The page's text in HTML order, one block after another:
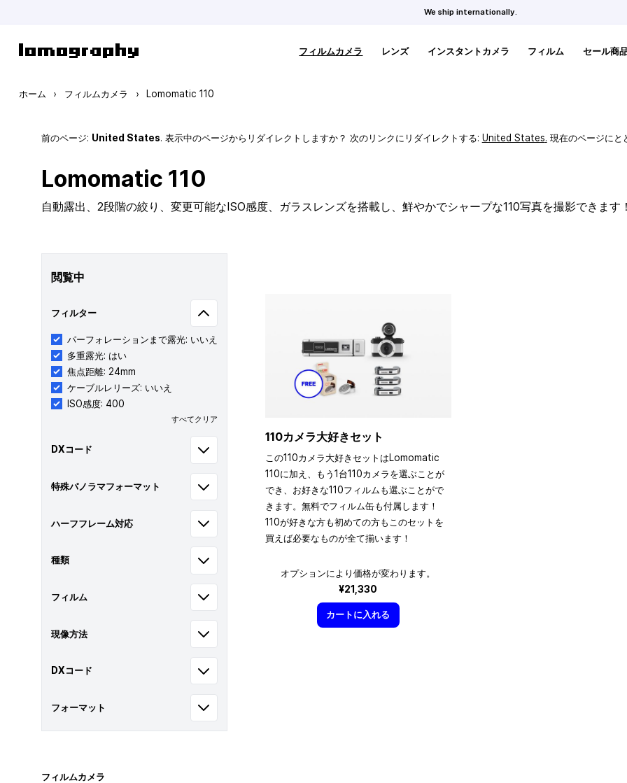
We ship internationally.
フィルムカメラ レンズ インスタントカメラ フィルム セール商
ホーム › フィルムカメラ › Lomomatic 110
前のページ: United States. 表示中のページからリダイレクトしますか？ 次のリンクにリダイレクトする: United States. 現在のページにと
Lomomatic 110
自動露出、2段階の絞り、変更可能なISO感度、ガラスレンズを搭載し、鮮やかでシャープな110写真を撮影できます
閲覧中
フィルター
パーフォレーションまで露光: いいえ
多重露光: はい
焦点距離: 24mm
ケーブルレリーズ: いいえ
ISO感度: 400
すべてクリア
DXコード
特殊パノラマフォーマット
ハーフフレーム対応
種類
フィルム
現像方法
DXコード
フォーマット
110カメラ大好きセット
この110カメラ大好きセットはLomomatic
110に加え、もう1台110カメラを選ぶことが
でき、お好きな110フィルムも選ぶことがで
きます。無料でフィルム缶も付属します！
110が好きな方も初めての方もこのセットを
買えば必要なものが全て揃います！
オプションにより価格が変わります。
¥21,330
カートに入れる
フィルムカメラ